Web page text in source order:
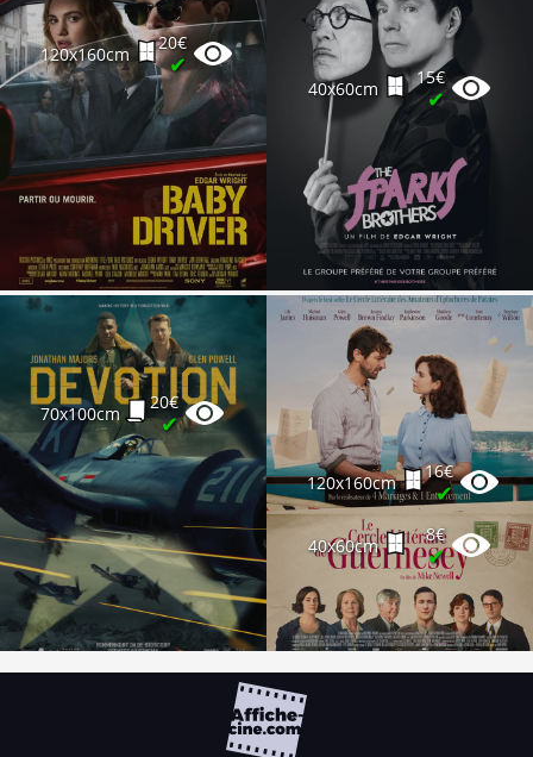
120x160cm
20€
✔
40x60cm
15€
✔
70x100cm
20€
✔
120x160cm
16€
✔
40x60cm
8€
✔